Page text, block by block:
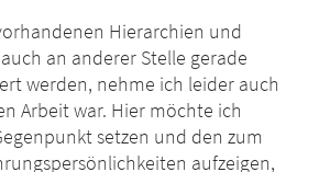
Hierarchien und
an anderer Stelle gerade
werden, nehme ich leider auch
Arbeit war. Hier möchte ich
setzen und den zum
aufzeigen,